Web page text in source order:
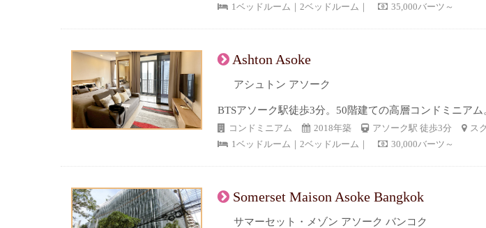
1ベッドルーム｜2ベッドルーム｜
35,000バーツ～
Ashton Asoke
アシュトン アソーク
BTSアソーク駅徒歩3分。50階建ての高層コンドミニアム
コンドミニアム 2018年築 アソーク駅 徒歩3分
ス
1ベッドルーム｜2ベッドルーム｜
30,000バーツ～
Somerset Maison Asoke Bangkok
サマーセット・メゾン アソーク バンコク